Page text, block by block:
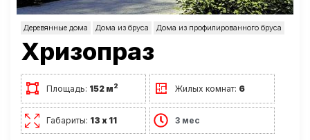
Деревянные дома Дома из бруса Дома из профилированного бруса
Хризопраз
Площадь: 152 м2 Жилых комнат: 6
Габариты: 13 х 11 3 мес